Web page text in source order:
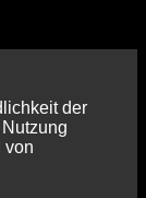
der
von